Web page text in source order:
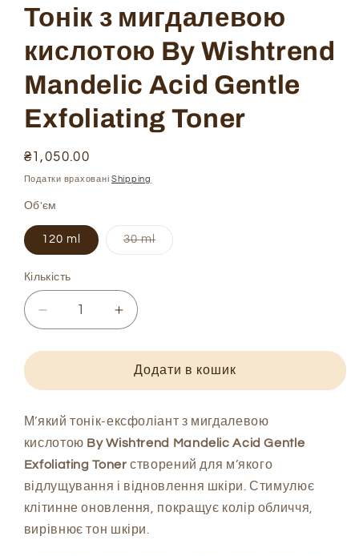
Тонік з мигдалевою
кислотою By Wishtrend
Mandelic Acid Gentle
Exfoliating Toner
Ціна
звичайна
₴1,050.00
Податки враховані Shipping
Об'єм
120 ml 30 mlВаріант
Кількість
Зменшити
кількість
Тонік
мигдалевою
By
Wishtrend
Mandelic
Gentle
Exfoliating
Toner
Збільшити
кількість
Тонік
мигдалевою
By
Wishtrend
Mandelic
Gentle
Exfoliating
Toner
Додати в кошик
М’який тонік-ексфоліант з мигдалевою
кислотою By Wishtrend Mandelic Acid Gentle
Exfoliating Tonerстворений для м’якого
відлущування і відновлення шкіри. Стимулює
клітинне оновлення, покращує колір обличчя,
вирівнює тон шкіри.